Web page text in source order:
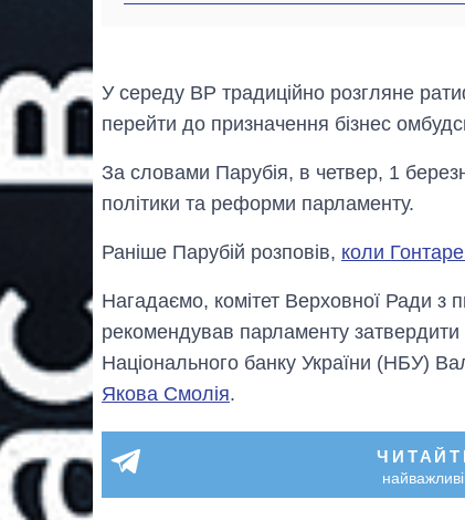
У середу ВР традиційно розгляне
перейти до призначення бізнес
За словами Парубія, в четвер, 1
політики та реформи парламенту.
Раніше Парубій розповів, коли
Нагадаємо, комітет Верховної Ради з
рекомендував парламенту
Національного банку України (НБУ)
Якова Смолія.